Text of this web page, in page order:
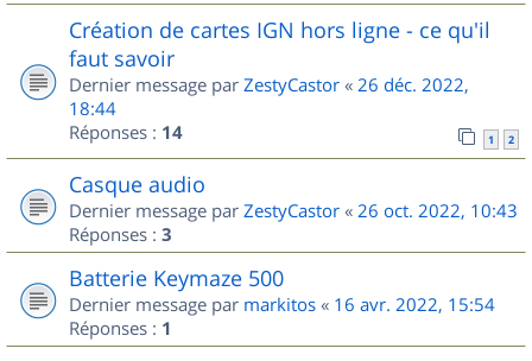
Création de cartes IGN hors ligne - ce qu'il
faut savoir
Dernier message par ZestyCastor « 26 déc. 2022,
18:44
Réponses : 14 1 2
Casque audio
Dernier message par ZestyCastor « 26 oct. 2022, 10:43
Réponses : 3
Batterie Keymaze 500
Dernier message par markitos « 16 avr. 2022, 15:54
Réponses : 1